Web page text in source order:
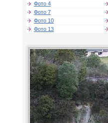
Фото 4
Фото 7
Фото 10
Фото 13